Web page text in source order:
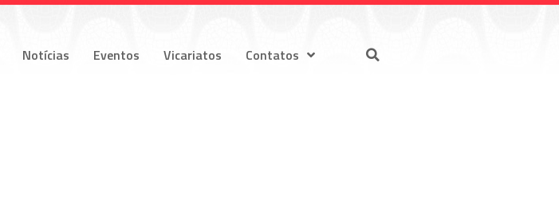
Notícias Eventos Vicariatos Contatos